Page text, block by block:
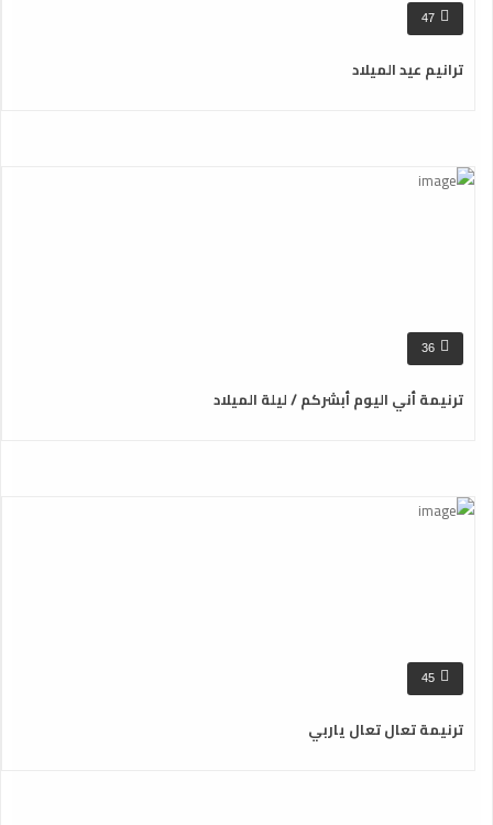
47
ترانيم عيد الميلاد
36
ترنيمة أني اليوم أبشركم / ليلة الميلاد
45
ترنيمة تعال تعال ياربي